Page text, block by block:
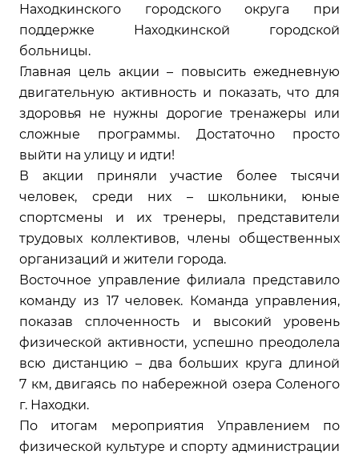
Находкинского городского округа при
поддержке Находкинской городской
больницы.
Главная цель акции – повысить ежедневную
двигательную активность и показать, что для
здоровья не нужны дорогие тренажеры или
сложные программы. Достаточно просто
выйти на улицу и идти!
В акции приняли участие более тысячи
человек, среди них – школьники, юные
спортсмены и их тренеры, представители
трудовых коллективов, члены общественных
организаций и жители города.
Восточное управление филиала представило
команду из 17 человек. Команда управления,
показав сплоченность и высокий уровень
физической активности, успешно преодолела
всю дистанцию – два больших круга длиной
7 км, двигаясь по набережной озера Соленого
г. Находки.
По итогам мероприятия Управлением по
физической культуре и спорту администрации